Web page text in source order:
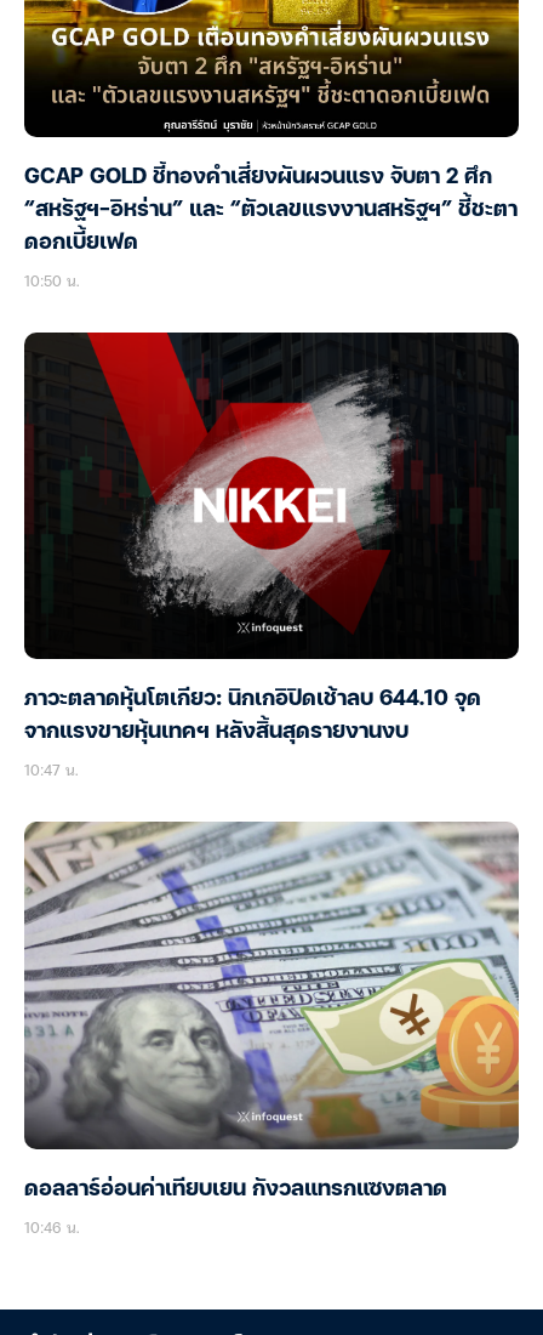
GCAP GOLD ชี้ทองคำเสี่ยงผันผวนแรง จับตา 2 ศึก
“สหรัฐฯ-อิหร่าน” และ “ตัวเลขแรงงานสหรัฐฯ” ชี้ชะตา
ดอกเบี้ยเฟด
10:50 น.
ภาวะตลาดหุ้นโตเกียว: นิกเกอิปิดเช้าลบ 644.10 จุด
จากแรงขายหุ้นเทคฯ หลังสิ้นสุดรายงานงบ
10:47 น.
ดอลลาร์อ่อนค่าเทียบเยน กังวลแทรกแซงตลาด
10:46 น.